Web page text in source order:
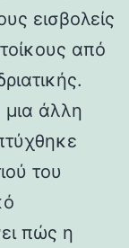
εισβολείς
από
μια άλλη
του
πώς η